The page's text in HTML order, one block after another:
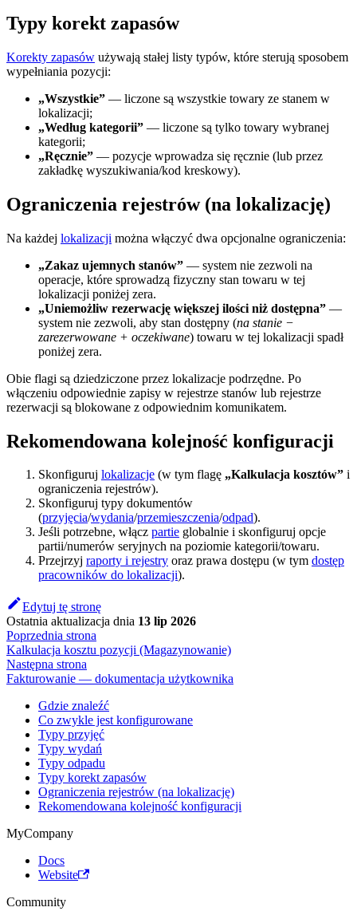
Typy korekt zapasów
Korekty zapasów używają stałej listy typów, które sterują sposobem
wypełniania pozycji:
„Wszystkie” — liczone są wszystkie towary ze stanem w
lokalizacji;
„Według kategorii” — liczone są tylko towary wybranej
kategorii;
„Ręcznie” — pozycje wprowadza się ręcznie (lub przez
zakładkę wyszukiwania/kod kreskowy).
Ograniczenia rejestrów (na lokalizację)
Na każdej lokalizacji można włączyć dwa opcjonalne ograniczenia:
„Zakaz ujemnych stanów” — system nie zezwoli na
operacje, które sprowadzą fizyczny stan towaru w tej
lokalizacji poniżej zera.
„Uniemożliw rezerwację większej ilości niż dostępna” —
system nie zezwoli, aby stan dostępny (na stanie −
zarezerwowane + oczekiwane) towaru w tej lokalizacji spadł
poniżej zera.
Obie flagi są dziedziczone przez lokalizacje podrzędne. Po
włączeniu odpowiednie zapisy w rejestrze stanów lub rejestrze
rezerwacji są blokowane z odpowiednim komunikatem.
Rekomendowana kolejność konfiguracji
Skonfiguruj lokalizacje (w tym flagę „Kalkulacja kosztów” i
ograniczenia rejestrów).
Skonfiguruj typy dokumentów
(przyjęcia/wydania/przemieszczenia/odpad).
Jeśli potrzebne, włącz partie globalnie i skonfiguruj opcje
partii/numerów seryjnych na poziomie kategorii/towaru.
Przejrzyj raporty i rejestry oraz prawa dostępu (w tym dostęp
pracowników do lokalizacji).
Edytuj tę stronę
Ostatnia aktualizacja dnia 13 lip 2026
Poprzednia strona
Kalkulacja kosztu pozycji (Magazynowanie)
Następna strona
Fakturowanie — dokumentacja użytkownika
Gdzie znaleźć
Co zwykle jest konfigurowane
Typy przyjęć
Typy wydań
Typy odpadu
Typy korekt zapasów
Ograniczenia rejestrów (na lokalizację)
Rekomendowana kolejność konfiguracji
MyCompany
Docs
Website
Community